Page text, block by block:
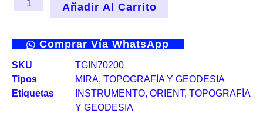
Añadir Al Carrito
Comprar Vía WhatsApp
SKU
TGIN70200
Tipos
MIRA, TOPOGRAFÍA Y GEODESIA
Etiquetas
INSTRUMENTO, ORIENT, TOPOGRAFÍA
Y GEODESIA